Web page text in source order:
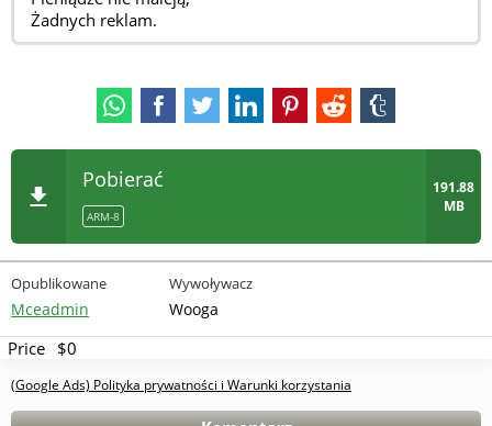
Żadnych reklam.
Pobierać
ARM-8
191.88
MB
Opublikowane
Mceadmin
Wywoływacz
Wooga
Price $0
(Google Ads) Polityka prywatności i Warunki korzystania